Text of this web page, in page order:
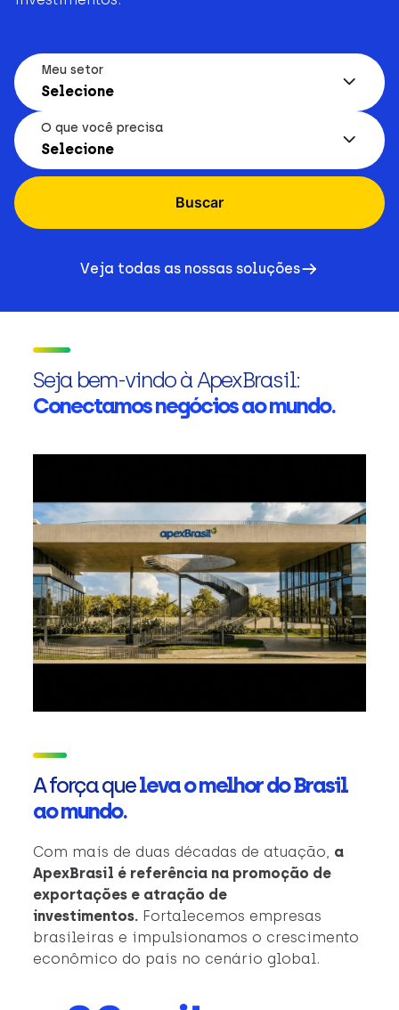
Meu setor
Selecione
O que você precisa
Selecione
Buscar
Veja todas as nossas soluções
Seja bem-vindo à ApexBrasil:
Conectamos negócios ao mundo.
A força queleva o melhor do Brasil
ao mundo.
Com mais de duas décadas de atuação, a
ApexBrasil é referência na promoção de
exportações e atração de
investimentos. Fortalecemos empresas
brasileiras e impulsionamos o crescimento
econômico do país no cenário global.